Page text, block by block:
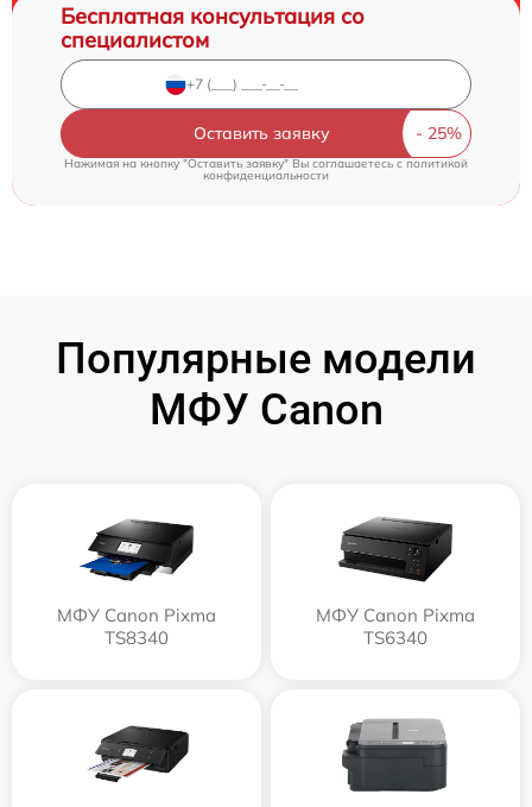
Бесплатная консультация со
специалистом
Оставить заявку
Нажимая на кнопку "Оставить заявку" Вы соглашаетесь cполитикой
конфиденциальности
Популярные модели
МФУ Canon
МФУ Canon Pixma
TS8340
МФУ Canon Pixma
TS6340